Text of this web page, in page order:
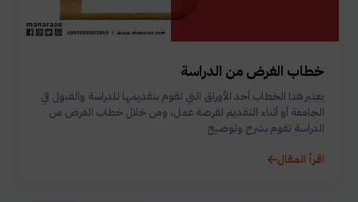
خطاب الغرض من الدراسة
يعتبر هذا الخطاب أحد الأوراق التي تقوم بتقديمها للدراسة والقبول في
الجامعة أو أثناء التقديم لفرصة عمل، ومن خلال خطاب الغرض من
الدراسة تقوم بشرح وتوضيح
اقرأ المقال